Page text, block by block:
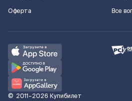
Оферта
Все
© 2011–2026 Купибилет